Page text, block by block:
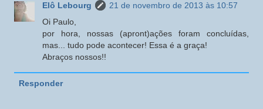
Elô Lebourg
21 de novembro de 2013 às 10:57
Oi Paulo,
por hora, nossas (apront)ações foram concluídas,
mas... tudo pode acontecer! Essa é a graça!
Abraços nossos!!
Responder